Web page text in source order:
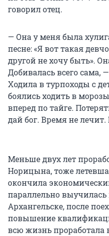
говорил отец.
— Она у меня была
песне: «Я вот такая
другой не хочу быть».
Добивалась всего сама,
Ходила в турпоходы с
боялись ходить в
вперед по тайге.
дай бог. Время не лечит.
Меньше двух лет
Норицына, тоже
окончила
параллельно
Архангельске, после
повышение
всю жизнь проработала